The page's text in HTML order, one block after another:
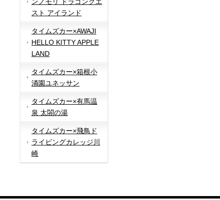
ンノモリ ドラゴンクエ
スト アイランド
タイムズカー×AWAJI
HELLO KITTY APPLE
LAND
タイムズカー×箱根小
涌園ユネッサン
タイムズカー×有馬温
泉 太閤の湯
タイムズカー×飛鳥ド
ライビングカレッジ川
崎